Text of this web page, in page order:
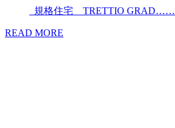
規格住宅 TRETTIO GRAD……
READ MORE